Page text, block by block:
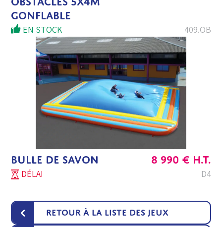
‹ Retour à la liste des jeux
GONFLABLE
EN STOCK 409.OB
BULLE DE SAVON 8 990 € H.T.
DÉLAI D4